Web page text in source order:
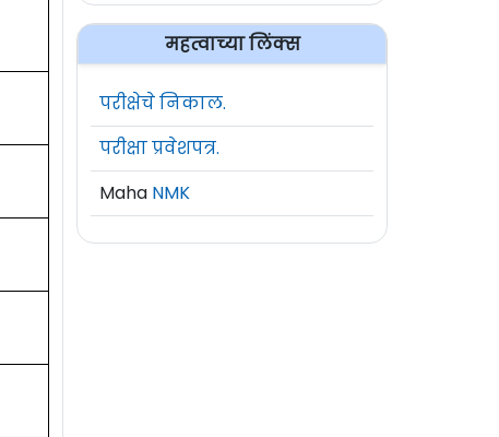
महत्वाच्या लिंक्स
परीक्षेचे निकाल.
परीक्षा प्रवेशपत्र.
Maha NMK